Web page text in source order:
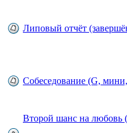
Липовый отчёт
Собеседование (G,
Второй шанс на любовь